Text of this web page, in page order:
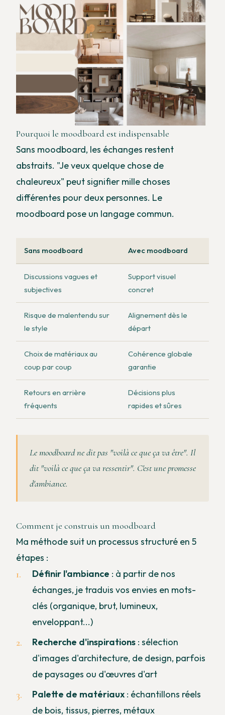
Pourquoi le moodboard est indispensable
Sans moodboard, les échanges restent
abstraits. "Je veux quelque chose de
chaleureux" peut signifier mille choses
différentes pour deux personnes. Le
moodboard pose un langage commun.
Sans moodboard Avec moodboard
Discussions vagues et
subjectives
Support visuel
concret
Risque de malentendu sur
le style
Alignement dès le
départ
Choix de matériaux au
coup par coup
Cohérence globale
garantie
Retours en arrière
fréquents
Décisions plus
rapides et sûres
Le moodboard ne dit pas "voilà ce que ça va être". Il
dit "voilà ce que ça va ressentir". C'est une promesse
d'ambiance.
Comment je construis un moodboard
Ma méthode suit un processus structuré en 5
étapes :
Définir l'ambiance : à partir de nos
échanges, je traduis vos envies en mots-
clés (organique, brut, lumineux,
enveloppant...)
Recherche d'inspirations : sélection
d'images d'architecture, de design, parfois
de paysages ou d'œuvres d'art
Palette de matériaux : échantillons réels
de bois, tissus, pierres, métaux